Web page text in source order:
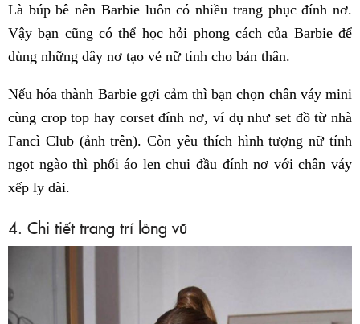
Là búp bê nên Barbie luôn có nhiều trang phục đính nơ.
Vậy bạn cũng có thể học hỏi phong cách của Barbie để
dùng những dây nơ tạo vẻ nữ tính cho bản thân.
Nếu hóa thành Barbie gợi cảm thì bạn chọn chân váy mini
cùng crop top hay corset đính nơ, ví dụ như set đồ từ nhà
Fancì Club (ảnh trên). Còn yêu thích hình tượng nữ tính
ngọt ngào thì phối áo len chui đầu đính nơ với chân váy
xếp ly dài.
4. Chi tiết trang trí lông vũ